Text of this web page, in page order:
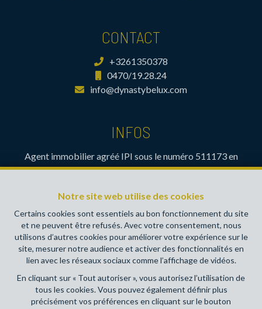
Notre site web utilise des cookies
Certains cookies sont essentiels au bon fonctionnement du site
et ne peuvent être refusés. Avec votre consentement, nous
utilisons d’autres cookies pour améliorer votre expérience sur le
site, mesurer notre audience et activer des fonctionnalités en
lien avec les réseaux sociaux comme l’affichage de vidéos.
En cliquant sur « Tout autoriser », vous autorisez l’utilisation de
tous les cookies. Vous pouvez également définir plus
précisément vos préférences en cliquant sur le bouton
CONTACT
+3261350378
0470/19.28.24
info@dynastybelux.com
INFOS
Agent immobilier agréé IPI sous le numéro 511173 en
Belgique- Instance de contrôle: Institut professionnel des
(+32 2 505 38 50 - info@ipi.be) - Soumis au
déontologique de l’ IPI
RC professionnelle et cautionnement via AXA Belgium SA,
Place du Trône 1, 1000 Bruxelles – police n° 730390160.
Couverture valable pour les activités réalisées en Belgique
Conditions générales d'utilisation du site